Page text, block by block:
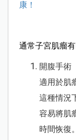
康！
通常子宮肌瘤
開腹手術
適用於肌
這種情況
容易將肌
時間恢復。